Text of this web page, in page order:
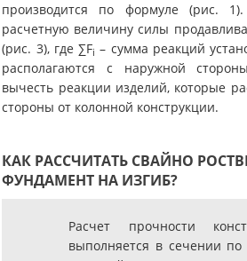
производится по формуле (рис.
расчетную величину силы
(рис. 3), где ∑Fi – сумма реакций
располагаются с наружной
вычесть реакции изделий, которые
стороны от колонной конструкции.
КАК РАССЧИТАТЬ СВАЙНО
ФУНДАМЕНТ НА ИЗГИБ?
Расчет прочности
выполняется в сечении